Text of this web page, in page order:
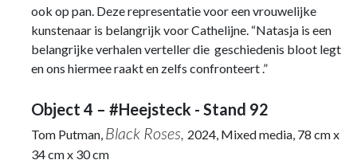
ook op pan. Deze representatie voor een vrouwelijke
kunstenaar is belangrijk voor Cathelijne. “Natasja is een
belangrijke verhalen verteller die geschiedenis bloot legt
en ons hiermee raakt en zelfs confronteert .”
Object 4 – #Heejsteck - Stand 92
Tom Putman, Black Roses, 2024, Mixed media, 78 cm x
34 cm x 30 cm